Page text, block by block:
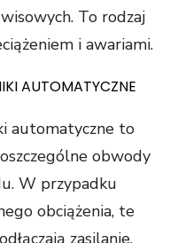
To rodzaj
i awariami.
AUTOMATYCZNE
automatyczne to
obwody
W przypadku
obciążenia, te
zasilanie,